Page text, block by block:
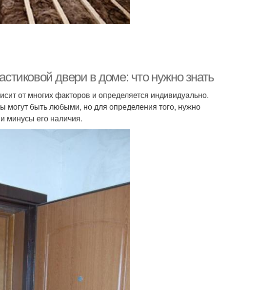
двери в доме: что нужно знать
от многих факторов и определяется индивидуально.
могут быть любыми, но для определения того, нужно
минусы его наличия.